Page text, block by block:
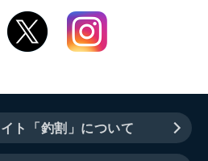
ト「釣割」について